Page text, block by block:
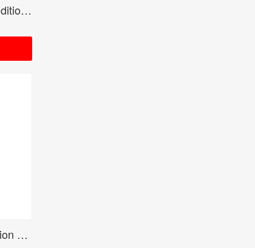
Crossfaith 10th Anniversary Edition GOLD<ご紹介のみ商品>
Crossfaith FLF Signature Edition BLACK<ご紹介のみ商品>